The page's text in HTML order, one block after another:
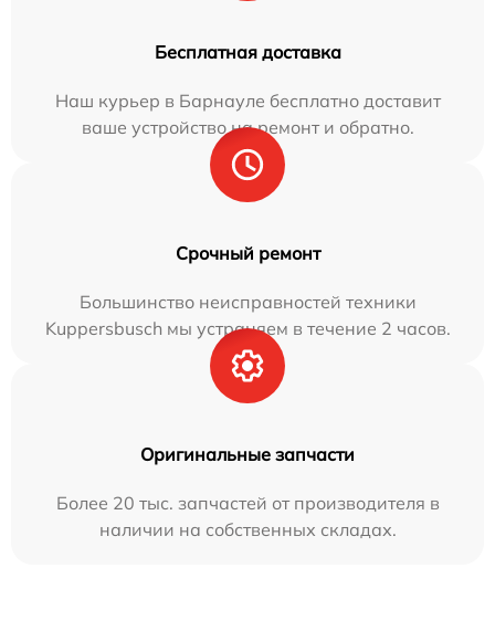
Бесплатная доставка
Наш курьер в Барнауле бесплатно доставит
ваше устройство на ремонт и обратно.
Срочный ремонт
Большинство неисправностей техники
Kuppersbusch мы устраняем в течение 2 часов.
Оригинальные запчасти
Более 20 тыс. запчастей от производителя в
наличии на собственных складах.